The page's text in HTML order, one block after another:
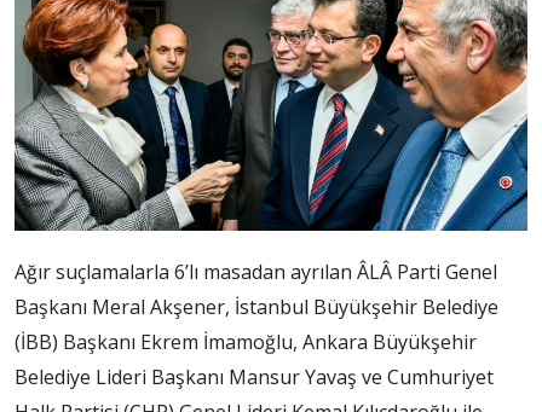
Ağır suçlamalarla 6’lı masadan ayrılan ÂLÂ Parti Genel
Başkanı Meral Akşener, İstanbul Büyükşehir Belediye
(İBB) Başkanı Ekrem İmamoğlu, Ankara Büyükşehir
Belediye Lideri Başkanı Mansur Yavaş ve Cumhuriyet